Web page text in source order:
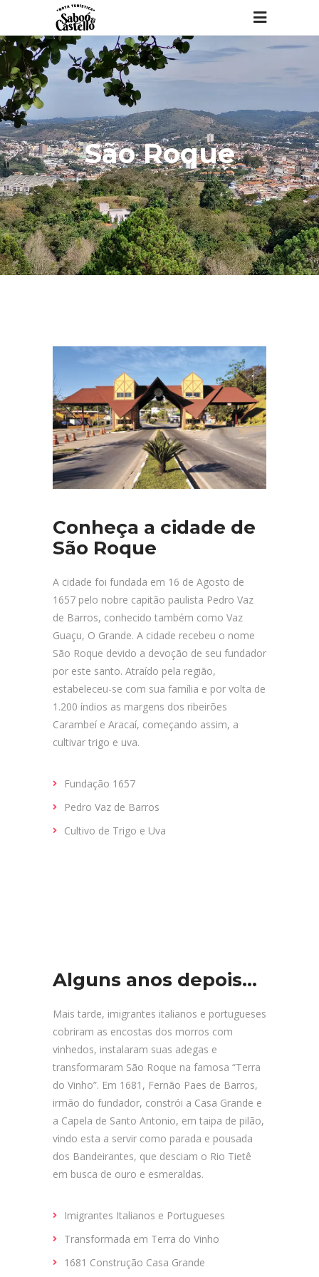
São Roque
Conheça a cidade de
São Roque
A cidade foi fundada em 16 de Agosto de
1657 pelo nobre capitão paulista Pedro Vaz
de Barros, conhecido também como Vaz
Guaçu, O Grande. A cidade recebeu o nome
São Roque devido a devoção de seu fundador
por este santo. Atraído pela região,
estabeleceu-se com sua família e por volta de
1.200 índios as margens dos ribeirões
Carambeí e Aracaí, começando assim, a
cultivar trigo e uva.
Fundação 1657
Pedro Vaz de Barros
Cultivo de Trigo e Uva
Alguns anos depois…
Mais tarde, imigrantes italianos e portugueses
cobriram as encostas dos morros com
vinhedos, instalaram suas adegas e
transformaram São Roque na famosa “Terra
do Vinho”. Em 1681, Fernão Paes de Barros,
irmão do fundador, constrói a Casa Grande e
a Capela de Santo Antonio, em taipa de pilão,
vindo esta a servir como parada e pousada
dos Bandeirantes, que desciam o Rio Tietê
em busca de ouro e esmeraldas.
Imigrantes Italianos e Portugueses
Transformada em Terra do Vinho
1681 Construção Casa Grande